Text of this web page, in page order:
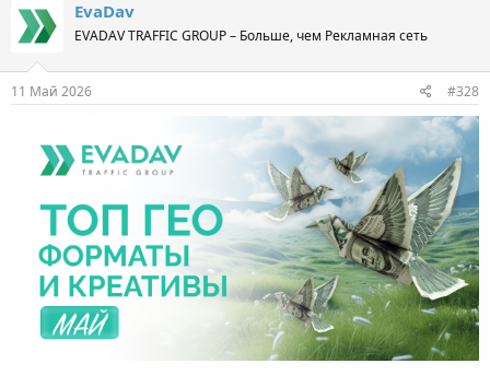
EvaDav
EVADAV TRAFFIC GROUP – Больше, чем Рекламная сеть
11 Май 2026 #328